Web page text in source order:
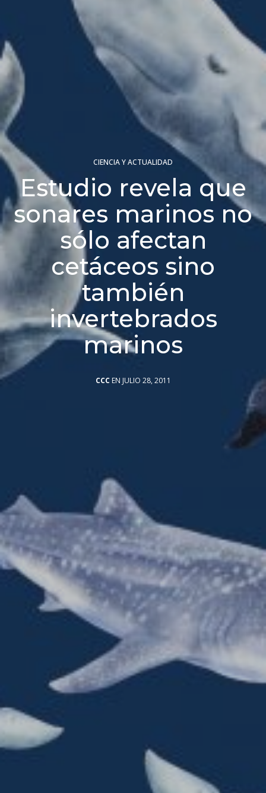
CIENCIA Y ACTUALIDAD
Estudio revela que
sonares marinos no
sólo afectan
cetáceos sino
también
invertebrados
marinos
CCCEN JULIO 28, 2011